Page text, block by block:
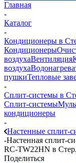
Главная
-
Каталог
-
Кондиционеры в
Кондиционеры
воздухаВентиляция
воздуха
пушкиТепловые
-
Сплит-системы в
Сплит-системы
кондиционеры
-
Настенные сплит-
-Настенная сплит-
RC-TW22HN в
Поделиться